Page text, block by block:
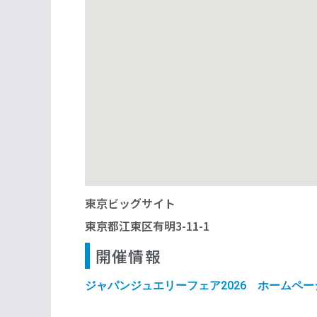
東京ビッグサイト
東京都江東区有明3-11-1
開催情報
ジャパンジュエリーフェア2026 ホームペー